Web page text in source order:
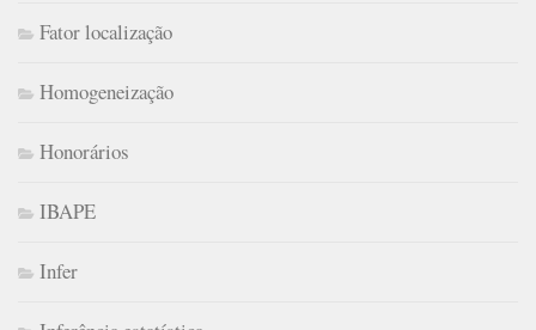
Fator localização
Homogeneização
Honorários
IBAPE
Infer